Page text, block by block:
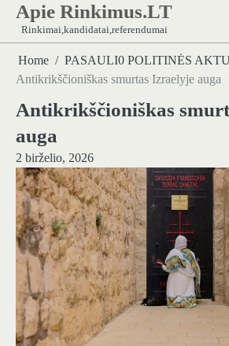
Skip
content
Apie Rinkimus.LT
Rinkimai,kandidatai,referendumai
Home
PASAULI0 POLITINĖS
Antikrikščioniškas smurtas Izraelyje auga
Antikrikščioniškas
auga
2 birželio, 2026